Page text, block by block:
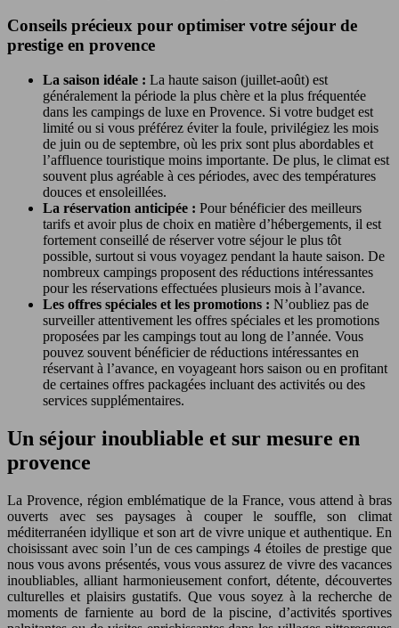
Conseils précieux pour optimiser votre séjour de
prestige en provence
La saison idéale : La haute saison (juillet-août) est
généralement la période la plus chère et la plus fréquentée
dans les campings de luxe en Provence. Si votre budget est
limité ou si vous préférez éviter la foule, privilégiez les mois
de juin ou de septembre, où les prix sont plus abordables et
l’affluence touristique moins importante. De plus, le climat est
souvent plus agréable à ces périodes, avec des températures
douces et ensoleillées.
La réservation anticipée : Pour bénéficier des meilleurs
tarifs et avoir plus de choix en matière d’hébergements, il est
fortement conseillé de réserver votre séjour le plus tôt
possible, surtout si vous voyagez pendant la haute saison. De
nombreux campings proposent des réductions intéressantes
pour les réservations effectuées plusieurs mois à l’avance.
Les offres spéciales et les promotions : N’oubliez pas de
surveiller attentivement les offres spéciales et les promotions
proposées par les campings tout au long de l’année. Vous
pouvez souvent bénéficier de réductions intéressantes en
réservant à l’avance, en voyageant hors saison ou en profitant
de certaines offres packagées incluant des activités ou des
services supplémentaires.
Un séjour inoubliable et sur mesure en
provence
La Provence, région emblématique de la France, vous attend à bras
ouverts avec ses paysages à couper le souffle, son climat
méditerranéen idyllique et son art de vivre unique et authentique. En
choisissant avec soin l’un de ces campings 4 étoiles de prestige que
nous vous avons présentés, vous vous assurez de vivre des vacances
inoubliables, alliant harmonieusement confort, détente, découvertes
culturelles et plaisirs gustatifs. Que vous soyez à la recherche de
moments de farniente au bord de la piscine, d’activités sportives